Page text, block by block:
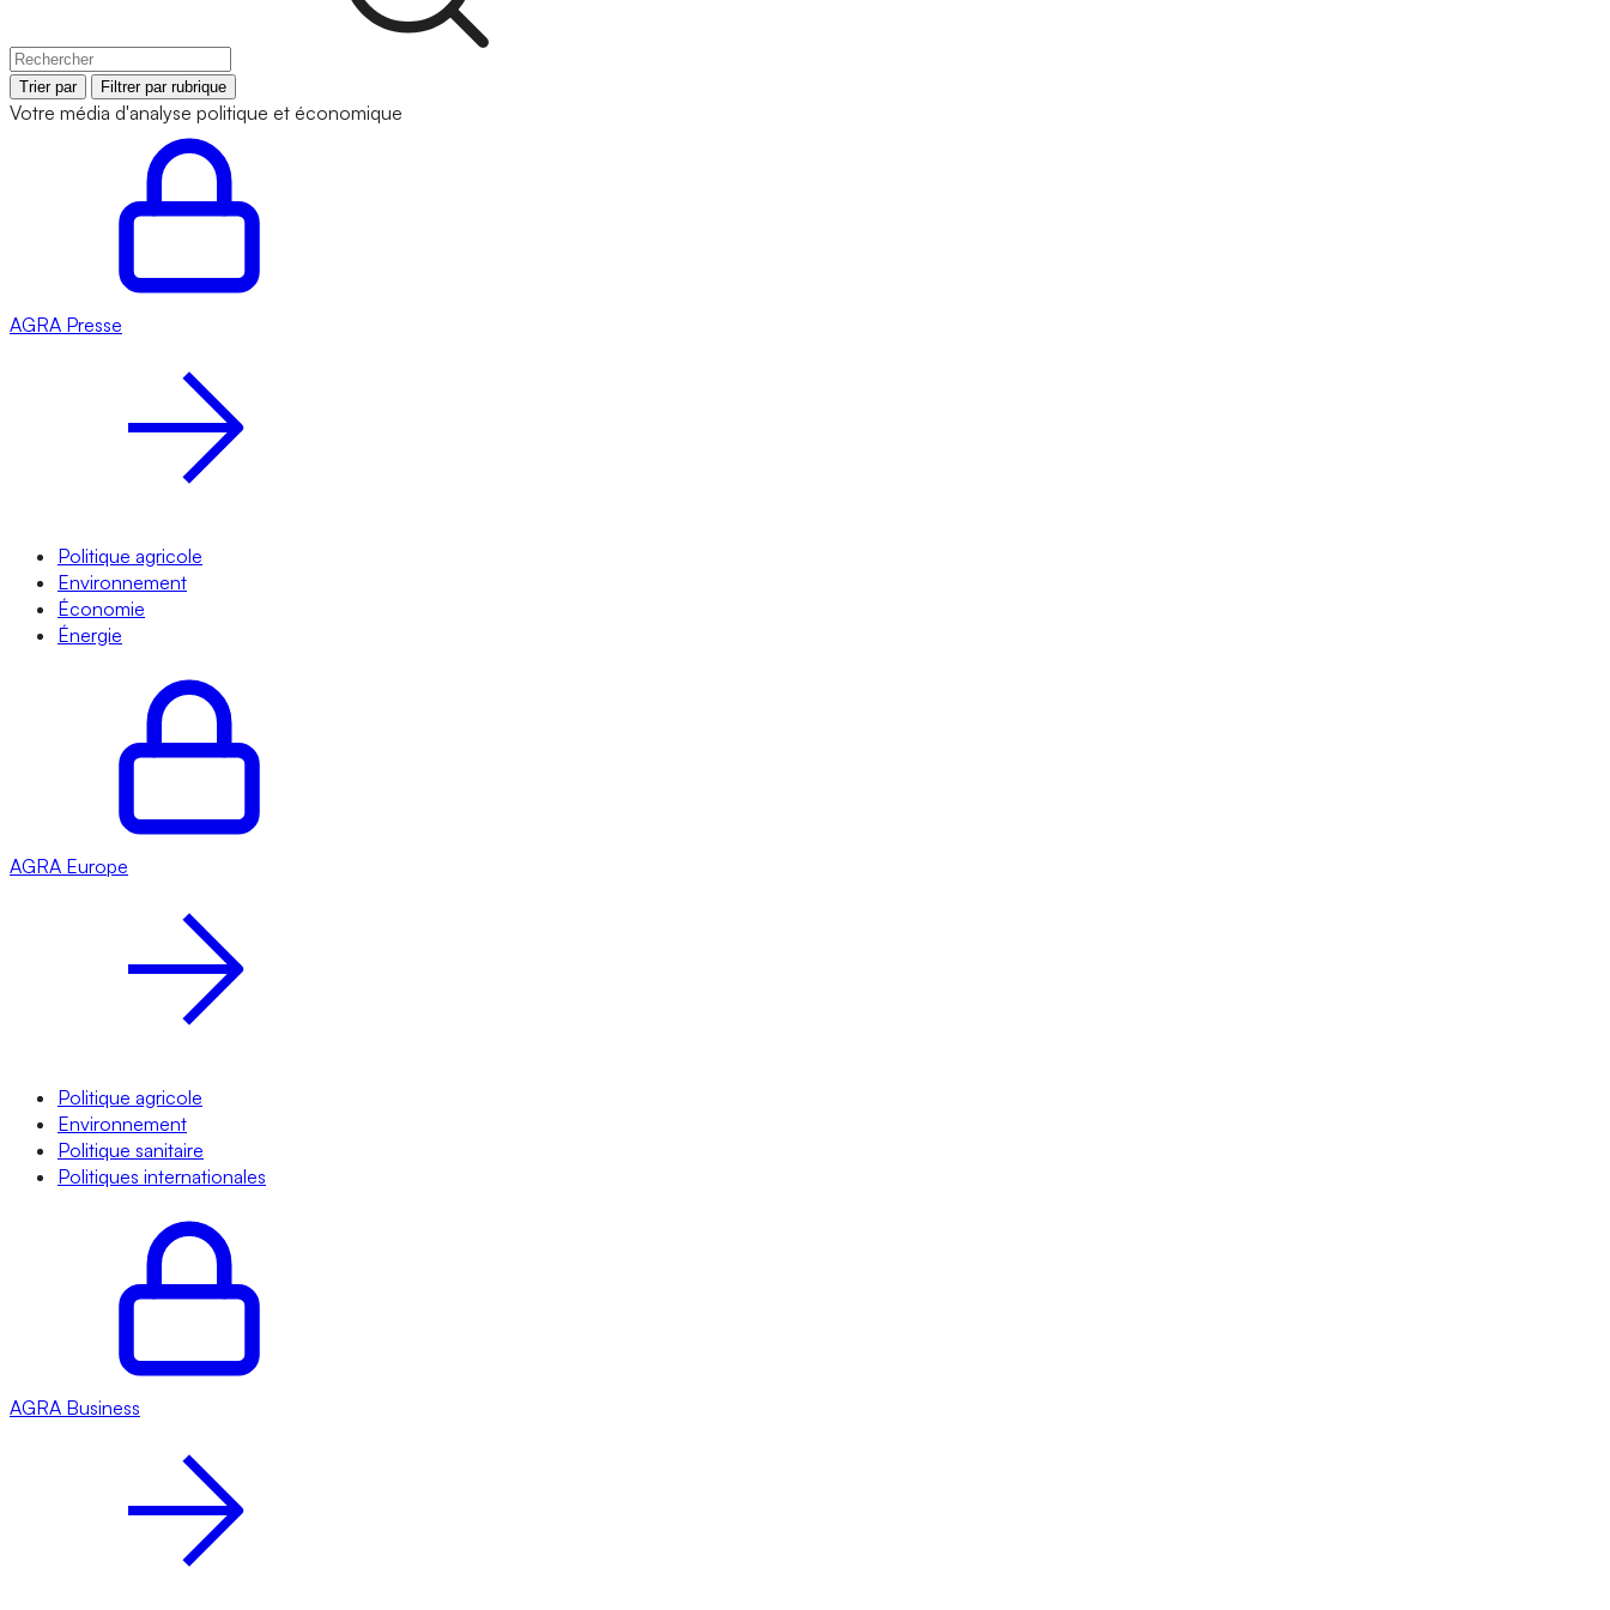
Trier par Filtrer par rubrique
Votre média d'analyse politique et économique
AGRA Presse
Politique agricole
Environnement
Économie
Énergie
AGRA Europe
Politique agricole
Environnement
Politique sanitaire
Politiques internationales
AGRA Business